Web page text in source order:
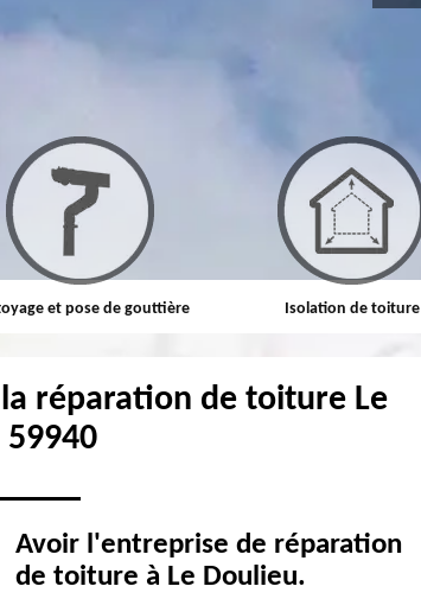
et pose de gouttière Isolation de toiture
réparation de toiture Le
Avoir l'entreprise de réparation
de toiture à Le Doulieu.